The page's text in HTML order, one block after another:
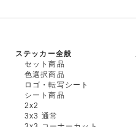
ステッカー全般
セット商品
色選択商品
ロゴ・転写シート
シート商品
2x2
3x3 通常